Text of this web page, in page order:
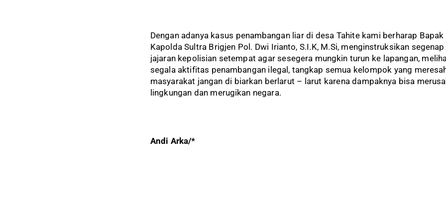
Dengan adanya kasus penambangan liar di desa Tahite kami berharap Bapak
Kapolda Sultra Brigjen Pol. Dwi Irianto, S.I.K, M.Si, menginstruksikan segenap
jajaran kepolisian setempat agar sesegera mungkin turun ke lapangan,
segala aktifitas penambangan ilegal, tangkap semua kelompok yang
masyarakat jangan di biarkan berlarut – larut karena dampaknya bisa
lingkungan dan merugikan negara.
Andi Arka/*